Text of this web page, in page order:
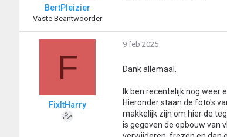
BertPleizier
Vaste Beantwoorder
F
FixItHarry
9 feb 2025
Dank allemaal.
Ik ben recentelijk nog weer
Hieronder staan de foto's
makkelijk zijn om hier de
is gegeven de opbouw van